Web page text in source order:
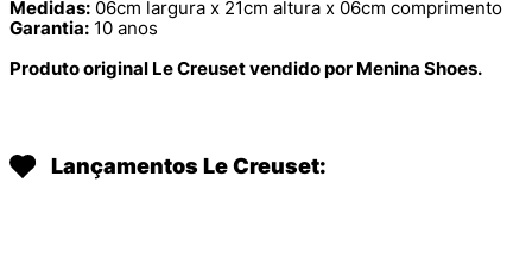
Medidas: 06cm largura x 21cm altura x 06cm comprimento
Garantia: 10 anos
Produto original Le Creuset vendido por Menina Shoes.
Lançamentos Le Creuset: